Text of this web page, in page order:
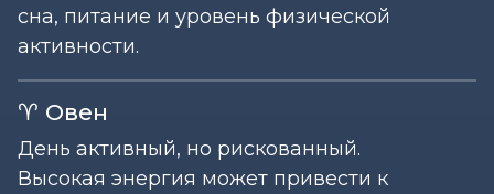
сна, питание и уровень физической
активности.
♈ Овен
День активный, но рискованный.
Высокая энергия может привести к